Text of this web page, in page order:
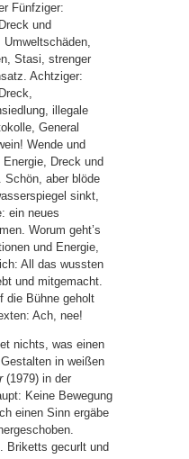
Fünfziger:
und
Stasi, strenger
Achtziger:
illegale
General
Wende und
Dreck und
Schön, aber blöde
sinkt,
ein neues
Worum geht’s
und Energie,
All das wussten
und mitgemacht.
die Bühne geholt
Ach, nee!
nichts, was einen
in weißen
(1979) in der
Keine Bewegung
einen Sinn ergäbe
Briketts gecurlt und